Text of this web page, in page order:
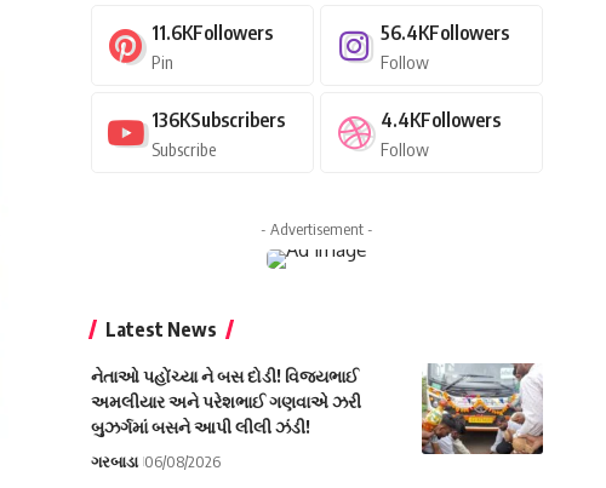
11.6KFollowers
Pin
56.4KFollowers
Follow
136KSubscribers
Subscribe
4.4KFollowers
Follow
- Advertisement -
Latest News
નેતાઓ પહોંચ્યા ને બસ દોડી! વિજયભાઈ
અમલીયાર અને પરેશભાઈ ગણવાએ ઝરી
બુઝર્ગમાં બસને આપી લીલી ઝંડી!
ગરબાડા 06/08/2026